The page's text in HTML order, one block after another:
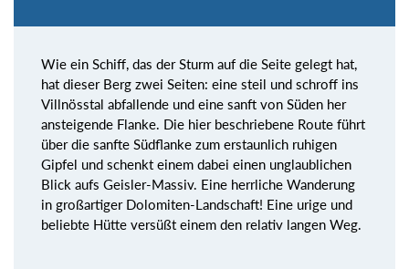
Wie ein Schiff, das der Sturm auf die Seite gelegt hat,
hat dieser Berg zwei Seiten: eine steil und schroff ins
Villnösstal abfallende und eine sanft von Süden her
ansteigende Flanke. Die hier beschriebene Route führt
über die sanfte Südflanke zum erstaunlich ruhigen
Gipfel und schenkt einem dabei einen unglaublichen
Blick aufs Geisler-Massiv. Eine herrliche Wanderung
in großartiger Dolomiten-Landschaft! Eine urige und
beliebte Hütte versüßt einem den relativ langen Weg.